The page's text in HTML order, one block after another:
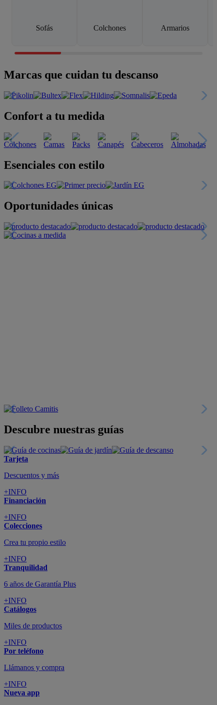
Sofás Colchones Armarios
Marcas que cuidan tu descanso
Confort a tu medida
Esenciales con estilo
Oportunidades únicas
Descubre nuestras guías
Tarjeta
Descuentos y más
+INFO
Financiación
+INFO
Colecciones
Crea tu propio estilo
+INFO
Tranquilidad
6 años de Garantía Plus
+INFO
Catálogos
Miles de productos
+INFO
Por teléfono
Llámanos y compra
+INFO
Nueva app